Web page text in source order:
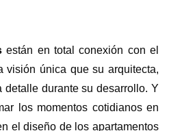
están en total conexión con el
visión única que su arquitecta,
detalle durante su desarrollo. Y
los momentos cotidianos en
el diseño de los apartamentos